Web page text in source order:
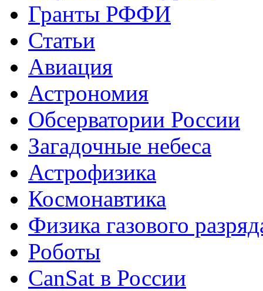
Гранты РФФИ
Статьи
Авиация
Астрономия
Обсерватории России
Загадочные небеса
Астрофизика
Космонавтика
Физика газового
Роботы
CanSat в России